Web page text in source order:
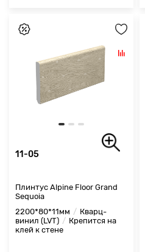
11-05
Плинтус Alpine Floor Grand
Sequoia
2200*80*11мм
Кварц-
винил (LVT)
Крепится на
клей к стене